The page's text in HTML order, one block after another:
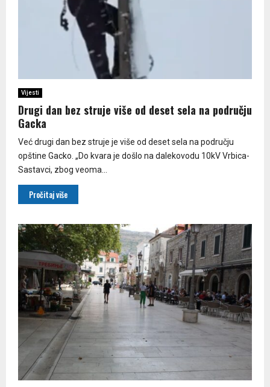
Vijesti
Drugi dan bez struje više od deset sela na području
Gacka
Već drugi dan bez struje je više od deset sela na području
opštine Gacko. „Do kvara je došlo na dalekovodu 10kV Vrbica-
Sastavci, zbog veoma...
Pročitaj više